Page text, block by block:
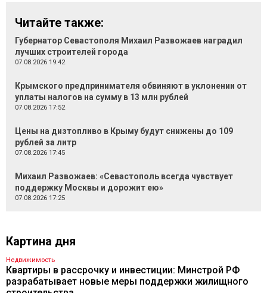
Читайте также:
Губернатор Севастополя Михаил Развожаев наградил
лучших строителей города
07.08.2026 19:42
Крымского предпринимателя обвиняют в уклонении от
уплаты налогов на сумму в 13 млн рублей
07.08.2026 17:52
Цены на дизтопливо в Крыму будут снижены до 109
рублей за литр
07.08.2026 17:45
Михаил Развожаев: «Севастополь всегда чувствует
поддержку Москвы и дорожит ею»
07.08.2026 17:25
Картина дня
Недвижимость
Квартиры в рассрочку и инвестиции: Минстрой РФ
разрабатывает новые меры поддержки жилищного